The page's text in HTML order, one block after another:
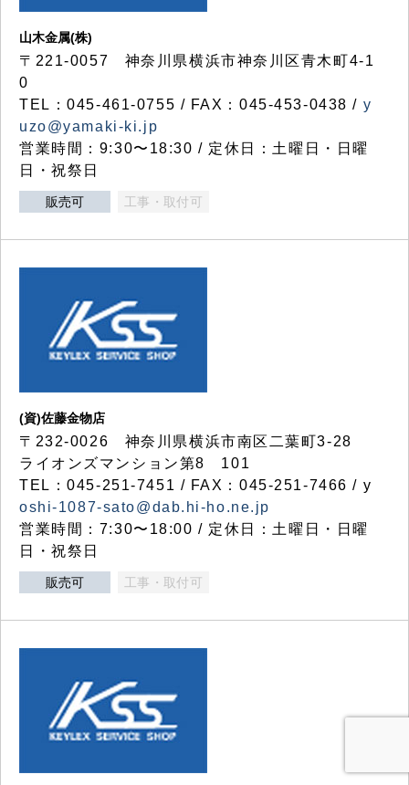
山木金属(株)
〒221-0057 神奈川県横浜市神奈川区青木町4-1
0
TEL：045-461-0755 / FAX：045-453-0438 / y
uzo@yamaki-ki.jp
営業時間：9:30〜18:30 / 定休日：土曜日・日曜
日・祝祭日
販売可 工事・取付可
(資)佐藤金物店
〒232-0026 神奈川県横浜市南区二葉町3-28
ライオンズマンション第8 101
TEL：045-251-7451 / FAX：045-251-7466 / y
oshi-1087-sato@dab.hi-ho.ne.jp
営業時間：7:30〜18:00 / 定休日：土曜日・日曜
日・祝祭日
販売可 工事・取付可